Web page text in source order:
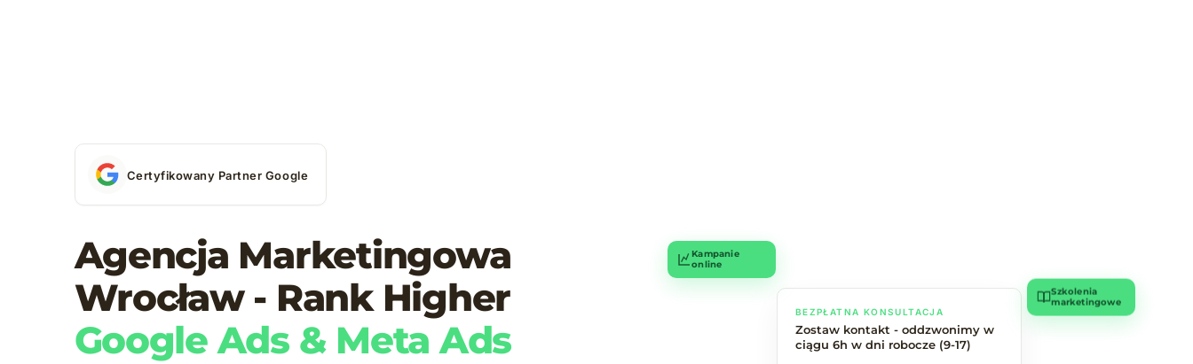
Certyfikowany Partner Google
Agencja Marketingowa
Wrocław - Rank Higher
Google Ads & Meta Ads
BEZPŁATNA KONSULTACJA
Zostaw kontakt - oddzwonimy w
ciągu 6h w dni robocze (9-17)
Kampanie
online
Szkolenia
marketingowe